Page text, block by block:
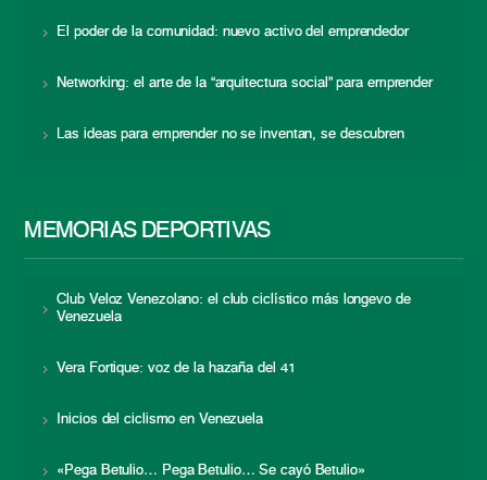
El poder de la comunidad: nuevo activo del emprendedor
Networking: el arte de la “arquitectura social” para emprender
Las ideas para emprender no se inventan, se descubren
MEMORIAS DEPORTIVAS
Club Veloz Venezolano: el club ciclístico más longevo de
Venezuela
Vera Fortique: voz de la hazaña del 41
Inicios del ciclismo en Venezuela
«Pega Betulio… Pega Betulio… Se cayó Betulio»